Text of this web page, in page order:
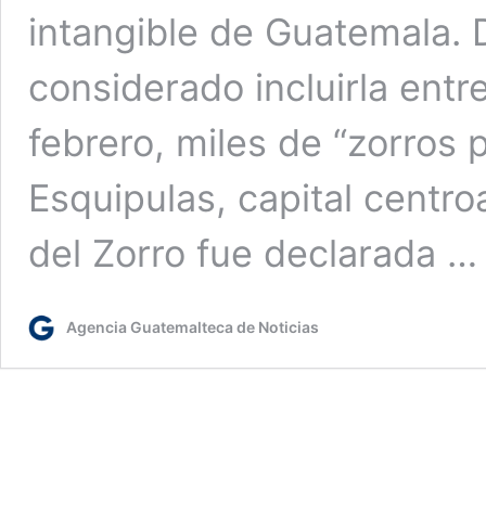
intangible de Guatemala.
considerado incluirla
febrero, miles de “zorros
Esquipulas, capital
del Zorro fue declarada
Agencia Guatemalteca de Noticias